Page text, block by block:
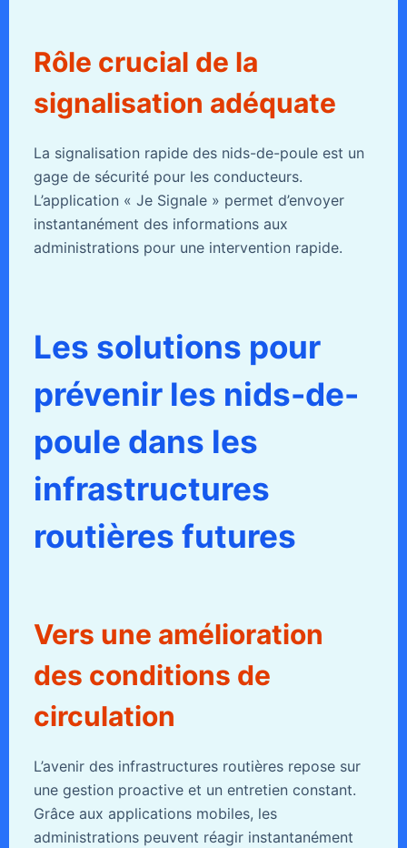
Rôle crucial de la
signalisation adéquate
La signalisation rapide des nids-de-poule est un
gage de sécurité pour les conducteurs.
L’application « Je Signale » permet d’envoyer
instantanément des informations aux
administrations pour une intervention rapide.
Les solutions pour
prévenir les nids-de-
poule dans les
infrastructures
routières futures
Vers une amélioration
des conditions de
circulation
L’avenir des infrastructures routières repose sur
une gestion proactive et un entretien constant.
Grâce aux applications mobiles, les
administrations peuvent réagir instantanément